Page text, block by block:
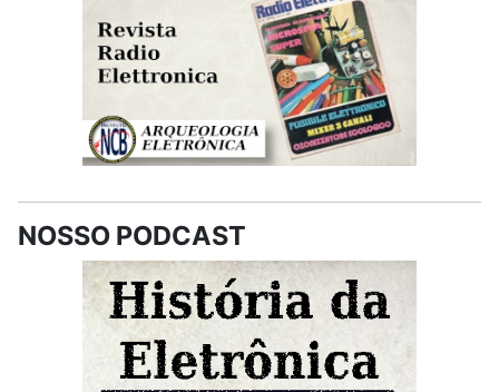
NOSSO PODCAST